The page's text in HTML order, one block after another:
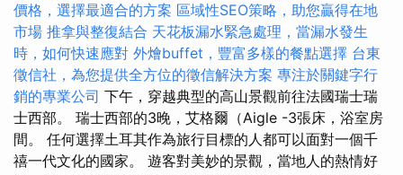
價格，選擇最適合的方案 區域性SEO策略，助您贏得在地
市場 推拿與整復結合 天花板漏水緊急處理，當漏水發生
時，如何快速應對 外燴buffet，豐富多樣的餐點選擇 台東
徵信社，為您提供全方位的徵信解決方案 專注於關鍵字行
銷的專業公司 下午，穿越典型的高山景觀前往法國瑞士瑞
士西部。 瑞士西部的3晚，艾格爾（Aigle -3張床，浴室房
間。 任何選擇土耳其作為旅行目標的人都可以面對一個千
禧一代文化的國家。 遊客對美妙的景觀，當地人的熱情好